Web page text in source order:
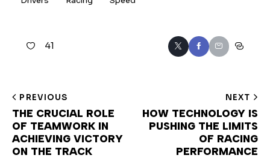
41
PREVIOUS
THE CRUCIAL ROLE
OF TEAMWORK IN
ACHIEVING VICTORY
ON THE TRACK
NEXT
HOW TECHNOLOGY IS
PUSHING THE LIMITS
OF RACING
PERFORMANCE